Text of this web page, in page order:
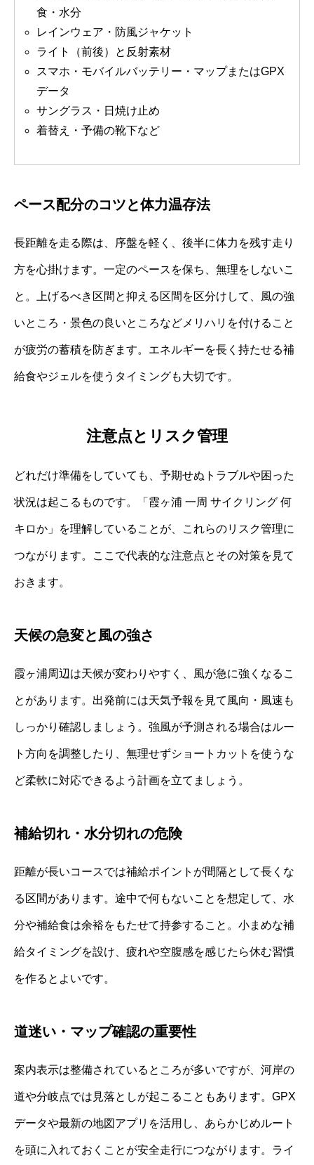
食・水分
レインウェア・防風ジャケット
ライト（前後）と反射素材
スマホ・モバイルバッテリー・マップまたはGPX
データ
サングラス・日焼け止め
着替え・予備の靴下など
ペース配分のコツと体力温存法
長距離を走る際は、序盤を軽く、後半に体力を残す走り
方を心掛けます。一定のペースを保ち、無理をしないこ
と。上げるべき区間と抑える区間を区分けして、風の強
いところ・景色の良いところなどメリハリを付けること
が疲労の蓄積を防ぎます。エネルギーを長く持たせる補
給食やジェルを使うタイミングも大切です。
注意点とリスク管理
どれだけ準備をしていても、予期せぬトラブルや困った
状況は起こるものです。「霞ヶ浦 一周 サイクリング 何
キロか」を理解していることが、これらのリスク管理に
つながります。ここで代表的な注意点とその対策を見て
おきます。
天候の急変と風の強さ
霞ヶ浦周辺は天候が変わりやすく、風が急に強くなるこ
とがあります。出発前には天気予報を見て風向・風速も
しっかり確認しましょう。強風が予測される場合はルー
ト方向を調整したり、無理せずショートカットを使うな
ど柔軟に対応できるよう計画を立てましょう。
補給切れ・水分切れの危険
距離が長いコースでは補給ポイントが間隔として長くな
る区間があります。途中で何もないことを想定して、水
分や補給食は余裕をもたせて持参すること。小まめな補
給タイミングを設け、疲れや空腹感を感じたら休む習慣
を作るとよいです。
道迷い・マップ確認の重要性
案内表示は整備されているところが多いですが、河岸の
道や分岐点では見落としが起こることもあります。GPX
データや最新の地図アプリを活用し、あらかじめルート
を頭に入れておくことが安全走行につながります。ライ